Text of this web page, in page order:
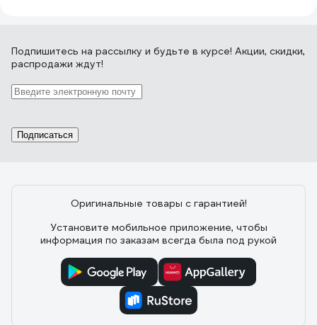
Подпишитесь на рассылку и будьте в курсе! Акции, скидки,
распродажи ждут!
Подписаться
Оригинальные товары с гарантией!
Установите мобильное приложение, чтобы
информация по заказам всегда была под рукой